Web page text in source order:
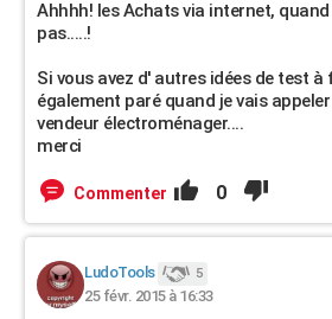
Ahhhh! les Achats via internet,
pas.....!
Si vous avez d' autres idées de test
également paré quand je vais
vendeur électroménager....
merci
Commenter 0
LudoTools 5
25 févr. 2015 à 16:33